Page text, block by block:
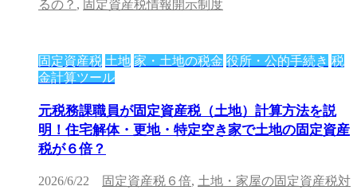
るの？ , 固定資産税情報開示制度
固定資産税 土地 家・土地の税金 役所・公的手続き 税
金計算ツール
元税務課職員が固定資産税（土地）計算方法を説
明！住宅解体・更地・特定空き家で土地の固定資産
税が６倍？
2026/6/22 固定資産税６倍, 土地・家屋の固定資産税対